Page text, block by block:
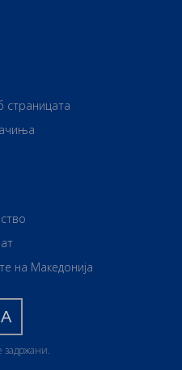
страницата
на Македонија
задржани.